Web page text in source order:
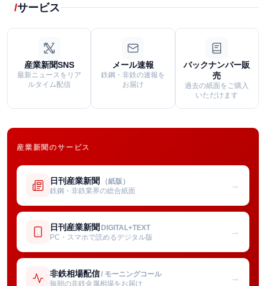
サービス
産業新聞SNS
最新ニュースをリア
ルタイム配信
メール速報
鉄鋼・非鉄の速報を
お届け
バックナンバー販
売
過去の紙面をご購入
いただけます
産業新聞のサービス
日刊産業新聞 （紙版）
鉄鋼・非鉄業界の総合紙面
→
日刊産業新聞 DIGITAL+TEXT
PC・スマホで読めるデジタル版
→
非鉄相場配信/ モーニングコール
毎朝の非鉄金属相場をお届け
→